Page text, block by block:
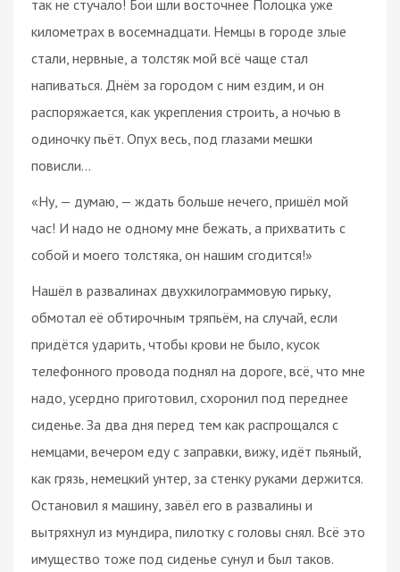
так не стучало! Бои шли восточнее Полоцка уже
километрах в восемнадцати. Немцы в городе злые
стали, нервные, а толстяк мой всё чаще стал
напиваться. Днём за городом с ним ездим, и он
распоряжается, как укрепления строить, а ночью в
одиночку пьёт. Опух весь, под глазами мешки
повисли…
«Ну, — думаю, — ждать больше нечего, пришёл мой
час! И надо не одному мне бежать, а прихватить с
собой и моего толстяка, он нашим сгодится!»
Нашёл в развалинах двухкилограммовую гирьку,
обмотал её обтирочным тряпьём, на случай, если
придётся ударить, чтобы крови не было, кусок
телефонного провода поднял на дороге, всё, что мне
надо, усердно приготовил, схоронил под переднее
сиденье. За два дня перед тем как распрощался с
немцами, вечером еду с заправки, вижу, идёт пьяный,
как грязь, немецкий унтер, за стенку руками держится.
Остановил я машину, завёл его в развалины и
вытряхнул из мундира, пилотку с головы снял. Всё это
имущество тоже под сиденье сунул и был таков.